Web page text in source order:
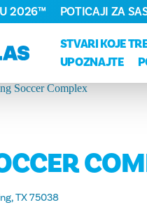
STVARI KOJE
UPOZNAJTE
2026™ POTICAJI ZA
TX 75038